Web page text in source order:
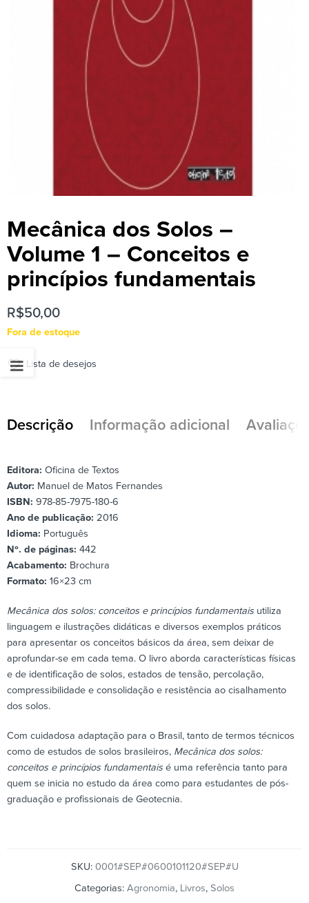
Mecânica dos Solos –
Volume 1 – Conceitos e
princípios fundamentais
R$50,00
Fora de estoque
Lista de desejos
Descrição Informação adicional
Editora: Oficina de Textos
Autor: Manuel de Matos Fernandes
ISBN: 978-85-7975-180-6
Ano de publicação: 2016
Idioma: Português
Nº. de páginas: 442
Acabamento: Brochura
Formato: 16×23 cm
Mecânica dos solos: conceitos e princípios fundamentaisutiliza
linguagem e ilustrações didáticas e diversos exemplos práticos
para apresentar os conceitos básicos da área, sem deixar de
aprofundar-se em cada tema. O livro aborda características físicas
e de identificação de solos, estados de tensão, percolação,
compressibilidade e consolidação e resistência ao cisalhamento
dos solos.
Com cuidadosa adaptação para o Brasil, tanto de termos técnicos
como de estudos de solos brasileiros, Mecânica dos solos:
conceitos e princípios fundamentaisé uma referência tanto para
quem se inicia no estudo da área como para estudantes de pós-
graduação e profissionais de Geotecnia.
SKU: 0001#SEP#0600101120#SEP#U
Categorias: Agronomia, Livros, Solos